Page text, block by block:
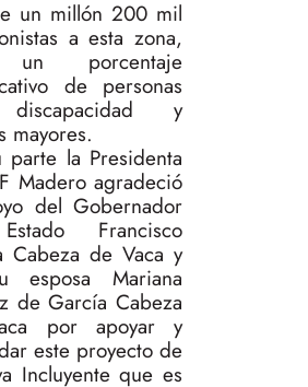
un millón 200 mil
a esta zona,
porcentaje
de personas
y
mayores.
parte la Presidenta
Madero agradeció
del Gobernador
Francisco
Cabeza de Vaca y
esposa Mariana
de García Cabeza
por apoyar y
este proyecto de
Incluyente que es